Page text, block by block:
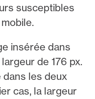
susceptibles
insérée dans
de 176 px.
dans les deux
cas, la largeur